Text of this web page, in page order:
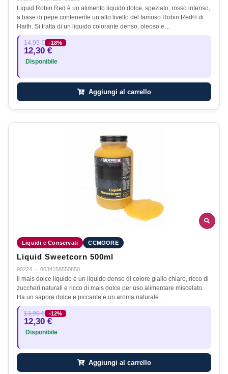
Liquid Robin Red è un alimento liquido dolce, speziato, rosso intenso,
a base di pepe contenente un alto livello del famoso Robin Red® di
Haith. Si tratta di un liquido colorante denso, oleoso e…
14,99 € -18%
12,30 €
Disponibile
Aggiungi al carrello
Liquidi e Conservati CCMOORE
Liquid Sweetcorn 500ml
90224 · 0634158550850
Il mais dolce liquido è un liquido denso di colore giallo chiaro, ricco di
zuccheri naturali e ricco di mais dolce per uso alimentare miscelato.
Ha un sapore dolce e piccante e un aroma naturale…
13,99 € -12%
12,30 €
Disponibile
Aggiungi al carrello